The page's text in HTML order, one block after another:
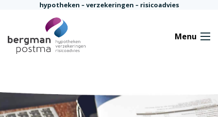
Ga naar de inhoudhypotheken – verzekeringen – risicoadvies
Menu